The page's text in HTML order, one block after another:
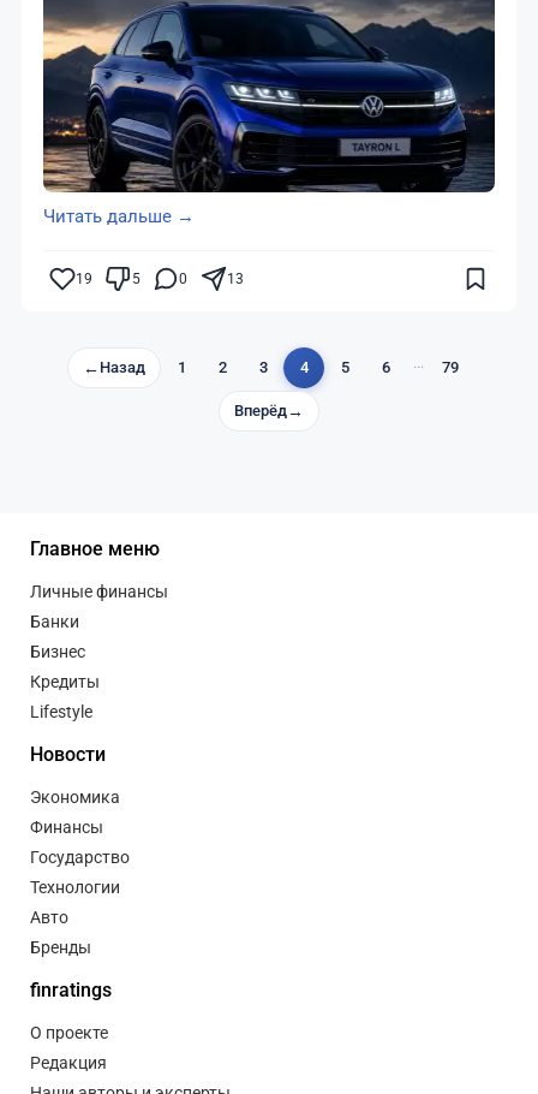
Читать дальше →
19 5 0 13
← Назад 1 2 3 4 5 6 ··· 79
Вперёд→
Главное меню
Личные финансы
Банки
Бизнес
Кредиты
Lifestyle
Новости
Экономика
Финансы
Государство
Технологии
Авто
Бренды
finratings
О проекте
Редакция